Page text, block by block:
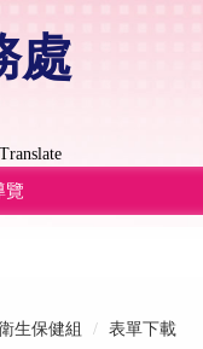
處
Translate
覽
生保健組 表單下載